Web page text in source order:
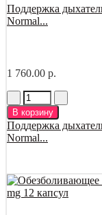
Поддержка
Normal...
1 760.00 р.
В корзину
Поддержка
Normal...